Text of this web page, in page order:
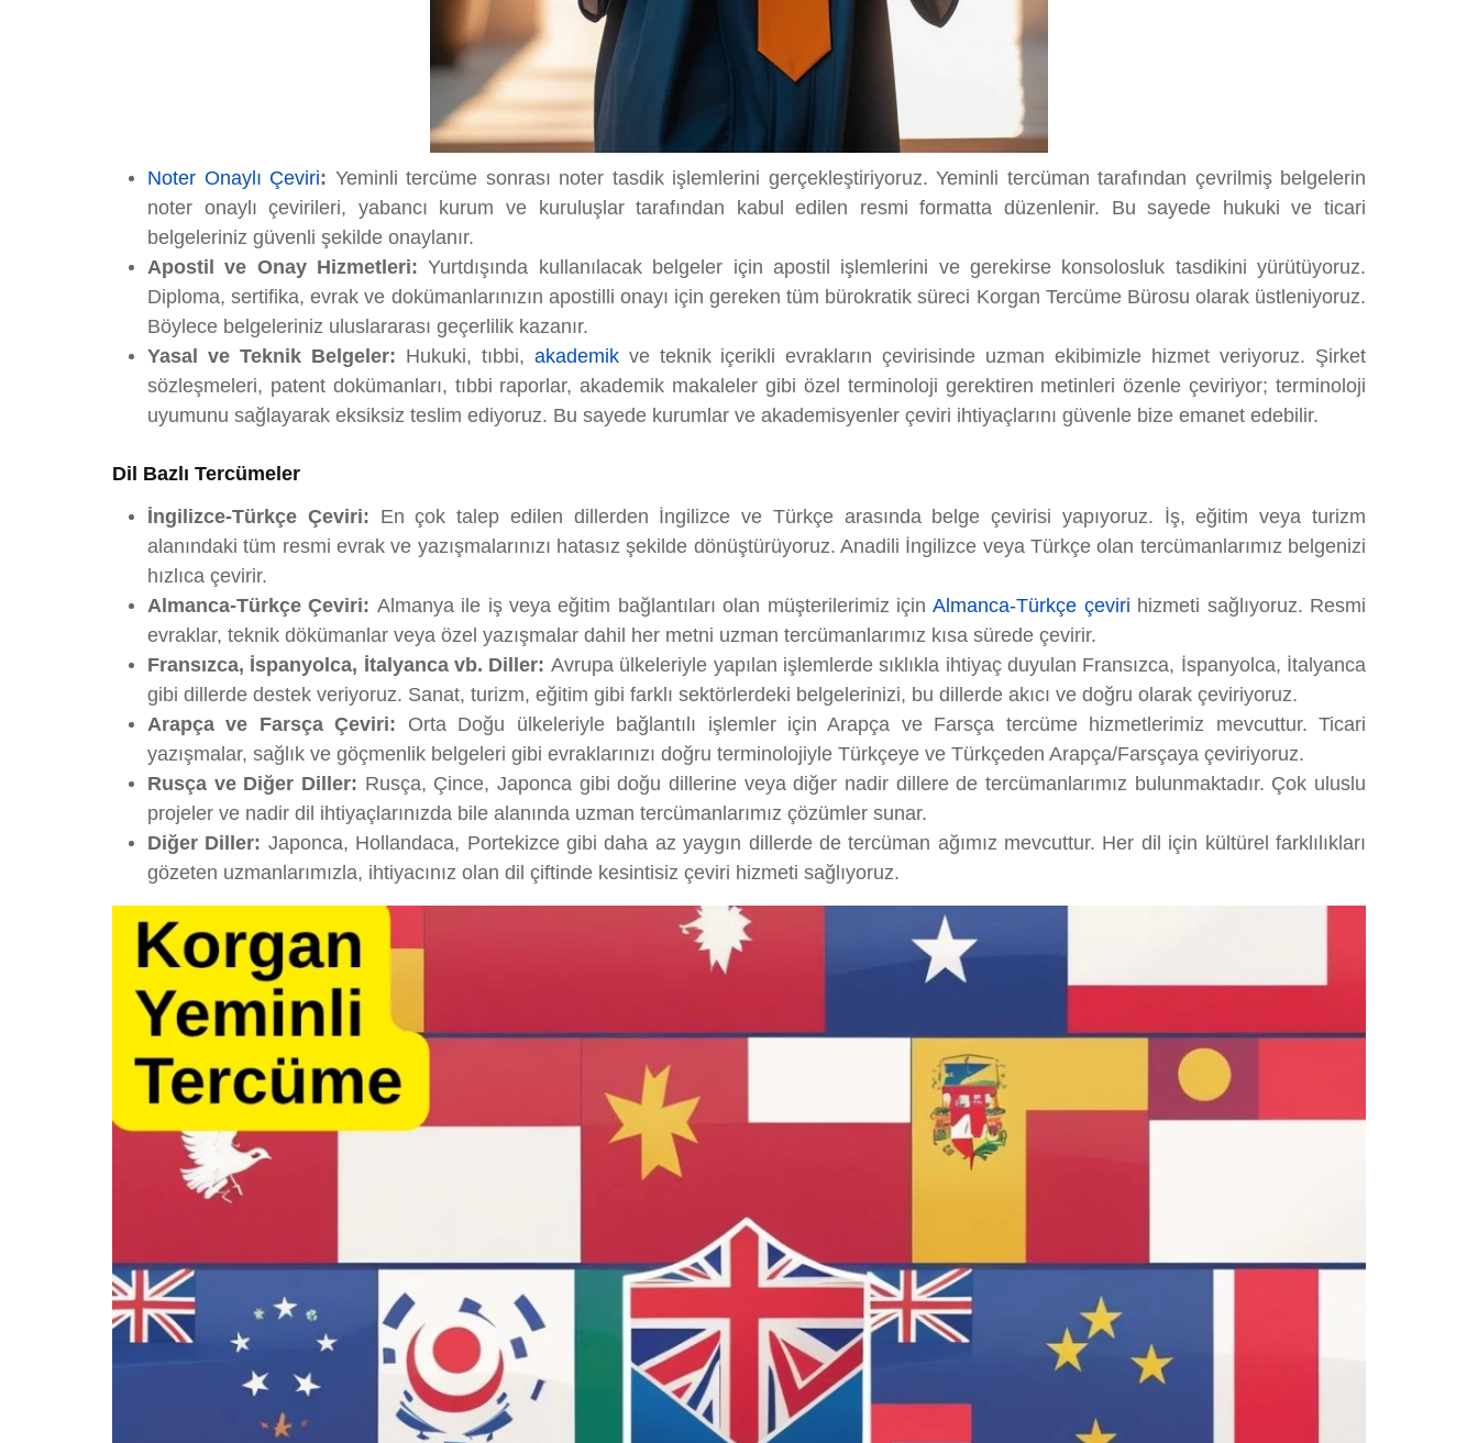
Noter Onaylı Çeviri: Yeminli tercüme sonrası noter tasdik işlemlerini gerçekleştiriyoruz. Yeminli tercüman tarafından çevrilmiş belgelerin
noter onaylı çevirileri, yabancı kurum ve kuruluşlar tarafından kabul edilen resmi formatta düzenlenir. Bu sayede hukuki ve ticari
belgeleriniz güvenli şekilde onaylanır.
Apostil ve Onay Hizmetleri: Yurtdışında kullanılacak belgeler için apostil işlemlerini ve gerekirse konsolosluk tasdikini yürütüyoruz.
Diploma, sertifika, evrak ve dokümanlarınızın apostilli onayı için gereken tüm bürokratik süreci Korgan Tercüme Bürosu olarak üstleniyoruz.
Böylece belgeleriniz uluslararası geçerlilik kazanır.
Yasal ve Teknik Belgeler: Hukuki, tıbbi, akademikve teknik içerikli evrakların çevirisinde uzman ekibimizle hizmet veriyoruz. Şirket
sözleşmeleri, patent dokümanları, tıbbi raporlar, akademik makaleler gibi özel terminoloji gerektiren metinleri özenle çeviriyor; terminoloji
uyumunu sağlayarak eksiksiz teslim ediyoruz. Bu sayede kurumlar ve akademisyenler çeviri ihtiyaçlarını güvenle bize emanet edebilir.
Dil Bazlı Tercümeler
İngilizce-Türkçe Çeviri: En çok talep edilen dillerden İngilizce ve Türkçe arasında belge çevirisi yapıyoruz. İş, eğitim veya turizm
alanındaki tüm resmi evrak ve yazışmalarınızı hatasız şekilde dönüştürüyoruz. Anadili İngilizce veya Türkçe olan tercümanlarımız belgenizi
hızlıca çevirir.
Almanca-Türkçe Çeviri: Almanya ile iş veya eğitim bağlantıları olan müşterilerimiz içinAlmanca-Türkçe çeviri hizmeti sağlıyoruz. Resmi
evraklar, teknik dökümanlar veya özel yazışmalar dahil her metni uzman tercümanlarımız kısa sürede çevirir.
Fransızca, İspanyolca, İtalyanca vb. Diller: Avrupa ülkeleriyle yapılan işlemlerde sıklıkla ihtiyaç duyulan Fransızca, İspanyolca, İtalyanca
gibi dillerde destek veriyoruz. Sanat, turizm, eğitim gibi farklı sektörlerdeki belgelerinizi, bu dillerde akıcı ve doğru olarak çeviriyoruz.
Arapça ve Farsça Çeviri: Orta Doğu ülkeleriyle bağlantılı işlemler için Arapça ve Farsça tercüme hizmetlerimiz mevcuttur. Ticari
yazışmalar, sağlık ve göçmenlik belgeleri gibi evraklarınızı doğru terminolojiyle Türkçeye ve Türkçeden Arapça/Farsçaya çeviriyoruz.
Rusça ve Diğer Diller: Rusça, Çince, Japonca gibi doğu dillerine veya diğer nadir dillere de tercümanlarımız bulunmaktadır. Çok uluslu
projeler ve nadir dil ihtiyaçlarınızda bile alanında uzman tercümanlarımız çözümler sunar.
Diğer Diller: Japonca, Hollandaca, Portekizce gibi daha az yaygın dillerde de tercüman ağımız mevcuttur. Her dil için kültürel farklılıkları
gözeten uzmanlarımızla, ihtiyacınız olan dil çiftinde kesintisiz çeviri hizmeti sağlıyoruz.